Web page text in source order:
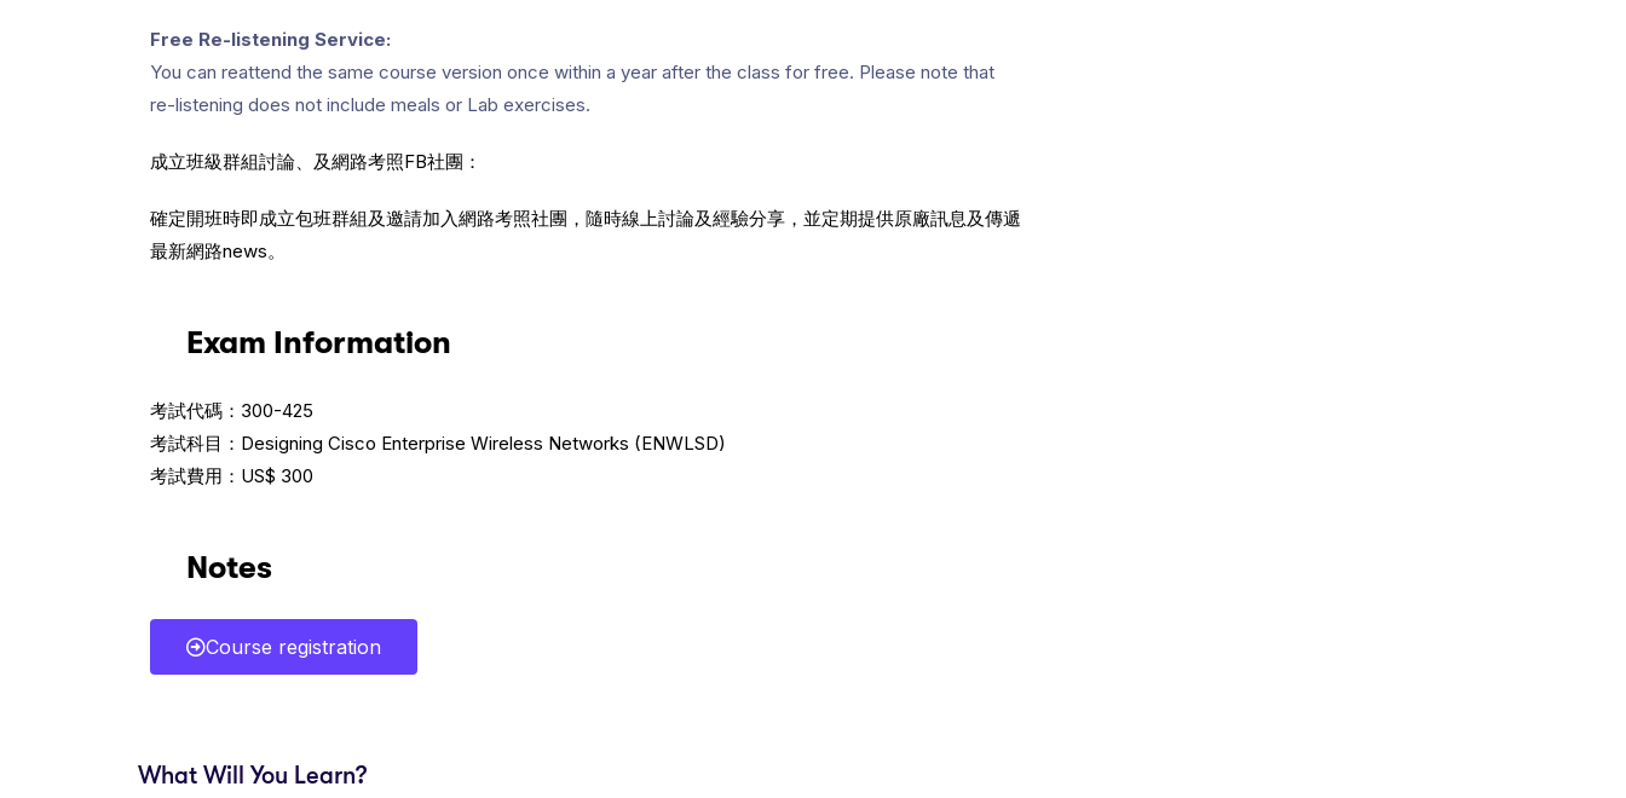
Free Re-listening Service:
You can reattend the same course version once within a year after the class for free. Please note that
re-listening does not include meals or Lab exercises.
成立班級群組討論、及網路考照FB社團：
確定開班時即成立包班群組及邀請加入網路考照社團，隨時線上討論及經驗分享，並定期提供原廠訊息及傳遞
最新網路news。
Exam Information
考試代碼：300-425
考試科目：Designing Cisco Enterprise Wireless Networks (ENWLSD)
考試費用：US$ 300
Notes
Course registration
What Will You Learn?